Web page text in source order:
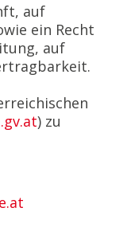
auf
ein Recht
auf
) zu